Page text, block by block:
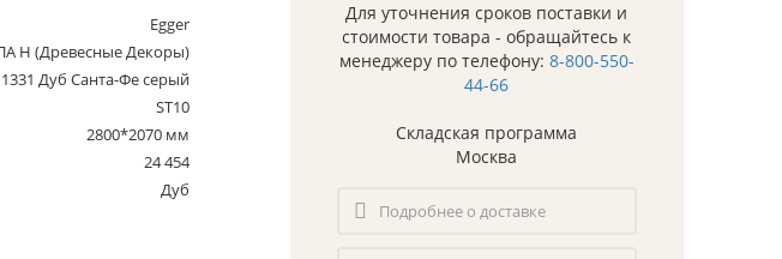
Egger
Н (Древесные Декоры)
Дуб Санта-Фе серый
ST10
2800*2070 мм
24 454
Дуб
Для уточнения сроков поставки и
стоимости товара - обращайтесь к
менеджеру по телефону: 8-800-550-
44-66
Складская программа
Москва
Подробнее о доставке